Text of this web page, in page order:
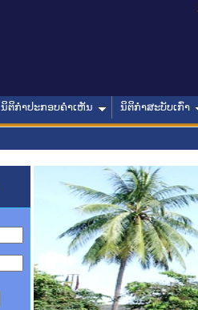
ນິຕິກໍາປະກອບຄໍາເຫັນ ນິຕິກໍາສະບັບເກົ່າ